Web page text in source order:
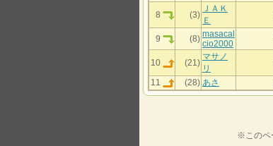
8 (3)
ＪＡＫ
Ｅ
9 (8) masacal
cio2000
10 (21)
マサノ
リ
11
(28) あさ
※このペ